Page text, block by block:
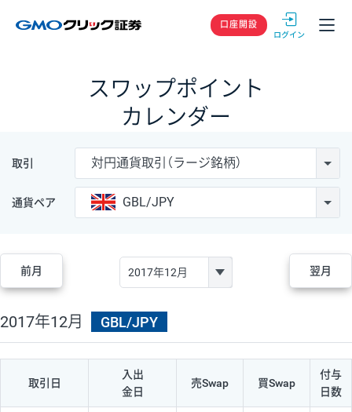
GMOクリック
口座開設
スワップポイント
カレンダー
取引 対円通貨取引（ラージ銘柄）
通貨ペア GBL/JPY
前月 翌月
2017年12月 GBL/JPY
取引日
入出
金日
売Swap 買Swap
付与
日数